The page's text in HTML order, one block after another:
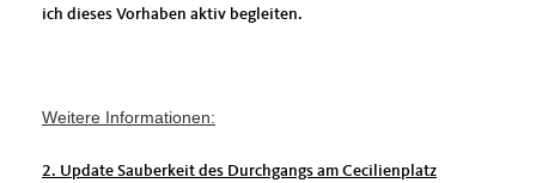
ich dieses Vorhaben aktiv begleiten.
Weitere Informationen:
2. Update Sauberkeit des Durchgangs am Cecilienplatz